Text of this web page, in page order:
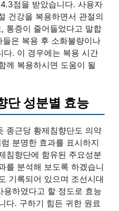
점을 받았습니다. 사용자
건강을 복용하면서 관절의
통증이 줄어들었다고 말합
은 복용 후 소화불량이나
다. 이 경우에는 복용 시간
께 복용하시면 도움이 될
단 성분별 효능
종근당 황제침향단도 의약
분명한 효과를 표시하지
침향단에 함유된 주요성분
를 분석해 보도록 하겠습니
기록되어 있으며 조선시대
용하였다고 할 정도로 효능
다. 구하기 힘든 귀한 원료